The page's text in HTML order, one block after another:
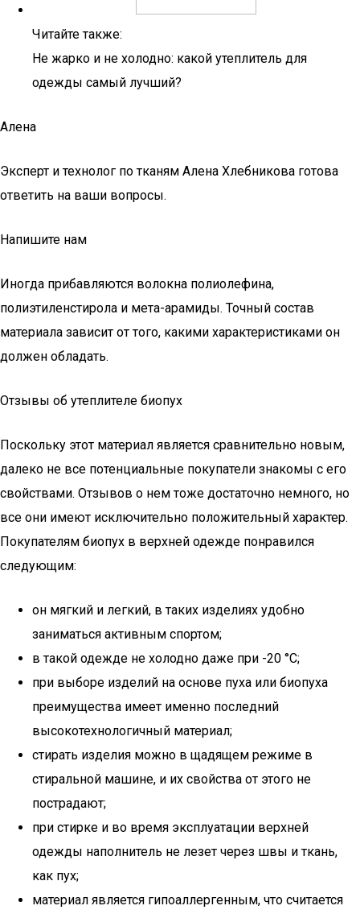
Читайте также:
Не жарко и не холодно: какой утеплитель для
одежды самый лучший?
Алена
Эксперт и технолог по тканям Алена Хлебникова готова
ответить на ваши вопросы.
Напишите нам
Иногда прибавляются волокна полиолефина,
полиэтиленстирола и мета-арамиды. Точный состав
материала зависит от того, какими характеристиками он
должен обладать.
Отзывы об утеплителе биопух
Поскольку этот материал является сравнительно новым,
далеко не все потенциальные покупатели знакомы с его
свойствами. Отзывов о нем тоже достаточно немного, но
все они имеют исключительно положительный характер.
Покупателям биопух в верхней одежде понравился
следующим:
он мягкий и легкий, в таких изделиях удобно
заниматься активным спортом;
в такой одежде не холодно даже при -20 °С;
при выборе изделий на основе пуха или биопуха
преимущества имеет именно последний
высокотехнологичный материал;
стирать изделия можно в щадящем режиме в
стиральной машине, и их свойства от этого не
пострадают;
при стирке и во время эксплуатации верхней
одежды наполнитель не лезет через швы и ткань,
как пух;
материал является гипоаллергенным, что считается